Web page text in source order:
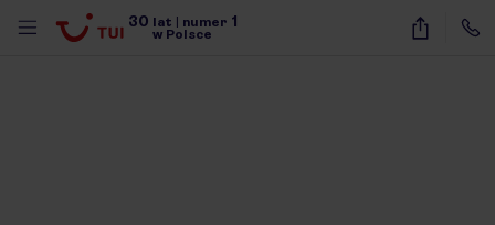
30 lat numer 1
w Polsce